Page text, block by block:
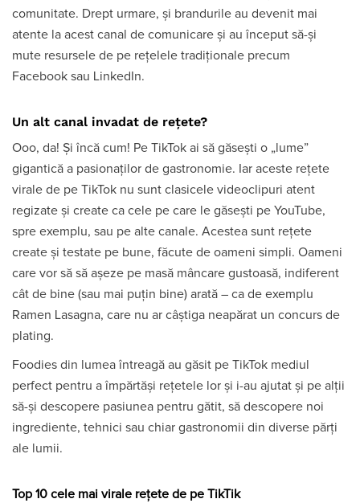
comunitate. Drept urmare, și brandurile au devenit mai
atente la acest canal de comunicare și au început să-și
mute resursele de pe rețelele tradiționale precum
Facebook sau LinkedIn.
Un alt canal invadat de rețete?
Ooo, da! Și încă cum! Pe TikTok ai să găsești o „lume”
gigantică a pasionaților de gastronomie. Iar aceste rețete
virale de pe TikTok nu sunt clasicele videoclipuri atent
regizate și create ca cele pe care le găsești pe YouTube,
spre exemplu, sau pe alte canale. Acestea sunt rețete
create și testate pe bune, făcute de oameni simpli. Oameni
care vor să să așeze pe masă mâncare gustoasă, indiferent
cât de bine (sau mai puțin bine) arată – ca de exemplu
Ramen Lasagna, care nu ar câștiga neapărat un concurs de
plating.
Foodies din lumea întreagă au găsit pe TikTok mediul
perfect pentru a împărtăși rețetele lor și i-au ajutat și pe alții
să-și descopere pasiunea pentru gătit, să descopere noi
ingrediente, tehnici sau chiar gastronomii din diverse părți
ale lumii.
Top 10 cele mai virale rețete de pe TikTik